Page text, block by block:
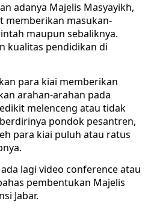
adanya Majelis Masyayikh,
memberikan masukan-
maupun sebaliknya.
kualitas pendidikan di
para kiai memberikan
arahan-arahan pada
melenceng atau tidak
pondok pesantren,
para kiai puluh atau ratus
lagi video conference atau
pembentukan Majelis
Jabar.